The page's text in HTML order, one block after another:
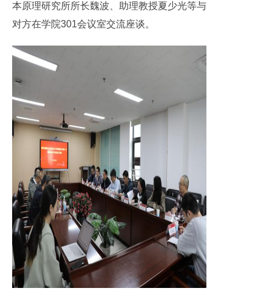
本原理研究所所长魏波、助理教授夏少光等与
对方在学院301会议室交流座谈。